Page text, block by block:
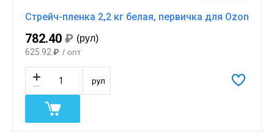
Стрейч-пленка 2,2 кг белая, первичка для Ozon
782.40 ₽ (рул)
625.92 ₽ / опт
рул